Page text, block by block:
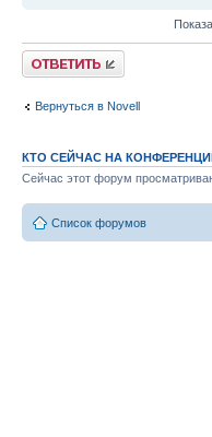
Ответить
Вернуться в Novell
КТО СЕЙЧАС НА
Сейчас этот форум
Список форумов